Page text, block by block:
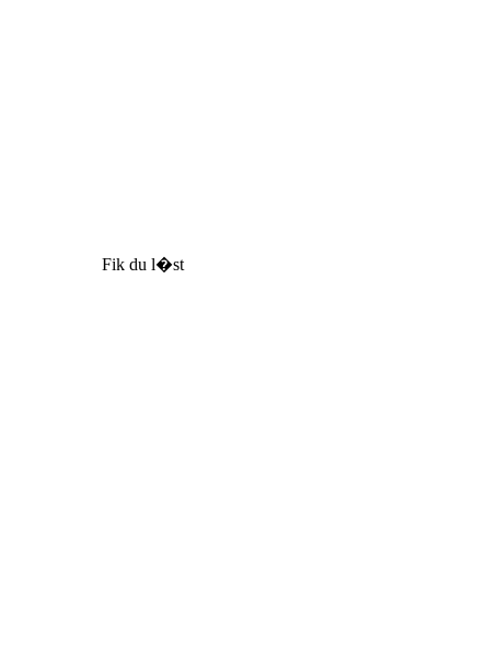
Fik du l�st